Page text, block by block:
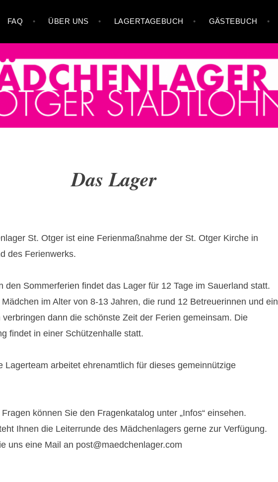
FAQ ÜBER UNS LAGERTAGEBUCH GÄSTEBUCH
OTGER
Das Lager
St. Otger ist eine Ferienmaßnahme der St. Otger Kirche in
des Ferienwerks.
den Sommerferien findet das Lager für 12 Tage im Sauerland statt.
im Alter von 8-13 Jahren, die rund 12 Betreuerinnen und ein
verbringen dann die schönste Zeit der Ferien gemeinsam. Die
findet in einer Schützenhalle statt.
Lagerteam arbeitet ehrenamtlich für dieses gemeinnützige
können Sie den Fragenkatalog unter „Infos“ einsehen.
Ihnen die Leiterrunde des Mädchenlagers gerne zur Verfügung.
uns eine Mail an post@maedchenlager.com